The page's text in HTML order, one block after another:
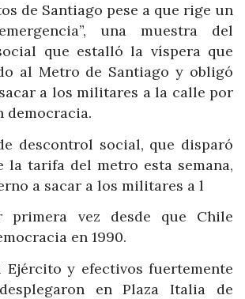
de Santiago pese a que rige un
una muestra del
que estalló la víspera que
al Metro de Santiago y obligó
a los militares a la calle por
democracia.
descontrol social, que disparó
la tarifa del metro esta semana,
a sacar a los militares a l
primera vez desde que Chile
en 1990.
Ejército y efectivos fuertemente
en Plaza Italia de